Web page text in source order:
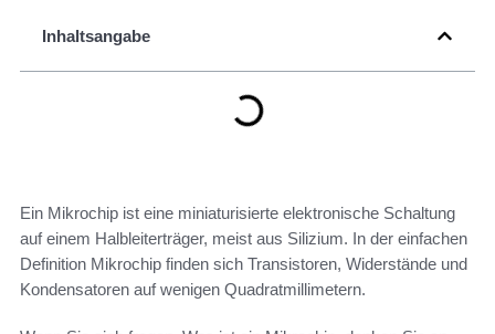
Inhaltsangabe
Ein Mikrochip ist eine miniaturisierte elektronische Schaltung
auf einem Halbleiterträger, meist aus Silizium. In der einfachen
Definition Mikrochip finden sich Transistoren, Widerstände und
Kondensatoren auf wenigen Quadratmillimetern.